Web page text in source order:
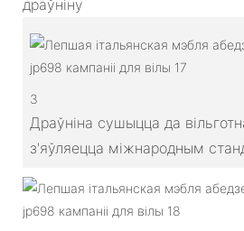
драўніну
3
Драўніна сушыцца да
з'яўляецца міжнародным